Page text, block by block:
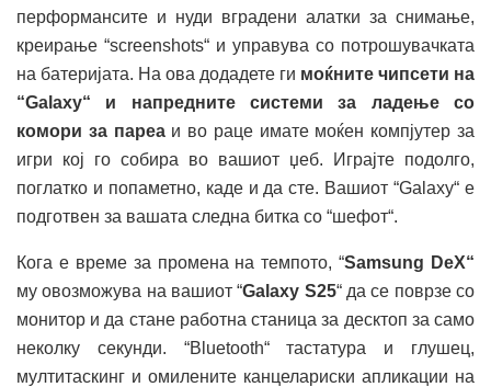
перформансите и нуди вградени алатки за снимање,
креирање “screenshots“ и управува со потрошувачката
на батеријата. На ова додадете ги моќните чипсети на
“Galaxy“ и напредните системи за ладење со
комори за пареаи во раце имате моќен компјутер за
игри кој го собира во вашиот џеб. Играјте подолго,
поглатко и попаметно, каде и да сте. Вашиот “Galaxy“ е
подготвен за вашата следна битка со “шефот“.
Кога е време за промена на темпото, “Samsung DeX“
му овозможува на вашиот “Galaxy S25“ да се поврзе со
монитор и да стане работна станица за десктоп за само
неколку секунди. “Bluetooth“ тастатура и глушец,
мултитаскинг и омилените канцелариски апликации на